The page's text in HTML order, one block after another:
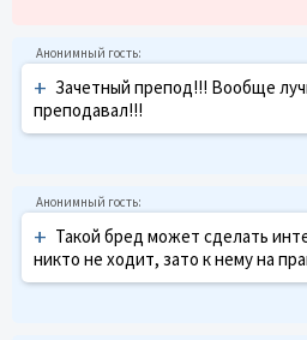
+ Зачетный препод!!! Вообще
преподавал!!!
+ Такой бред может сделать
никто не ходит, зато к нему на